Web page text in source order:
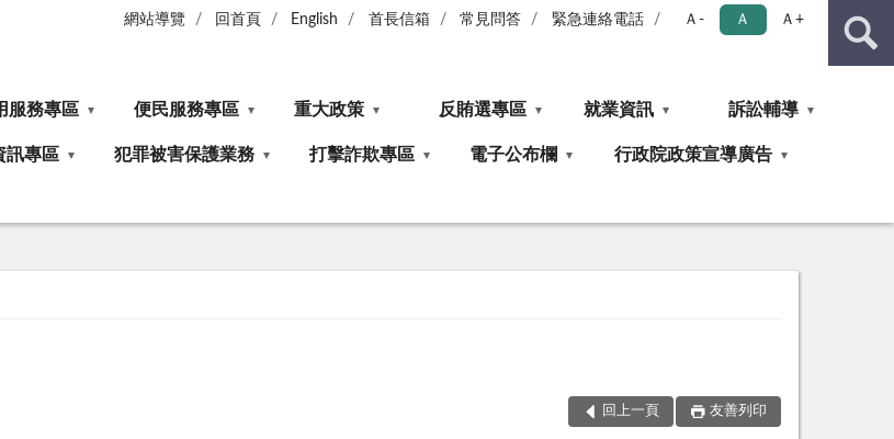
網站導覽 回首頁 English 首長信箱 常見問答 緊急連絡電話 Ａ- Ａ Ａ+
服務專區 便民服務專區 重大政策 反賄選專區 就業資訊 訴訟輔導
訊專區 犯罪被害保護業務 打擊詐欺專區 電子公布欄 行政院政策宣導廣告
回上一頁 友善列印